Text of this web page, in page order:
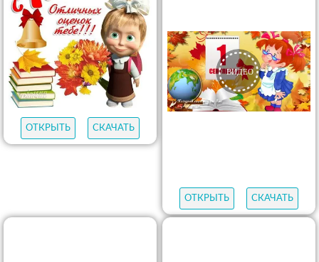
ОТКРЫТЬ СКАЧАТЬ
ОТКРЫТЬ СКАЧАТЬ